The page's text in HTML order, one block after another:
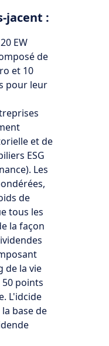
jacent :
EW
de
et 10
pour leur
et de
ESG
Les
de
tous les
la façon
de la vie
points
L'idcide
base de